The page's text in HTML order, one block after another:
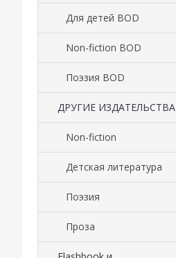
Для детей BOD
Non-fiction BOD
Поэзия BOD
ДРУГИЕ ИЗДАТЕЛЬСТВА
Non-fiction
Детская литература
Поэзия
Проза